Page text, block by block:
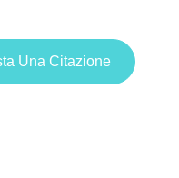
Una Citazione